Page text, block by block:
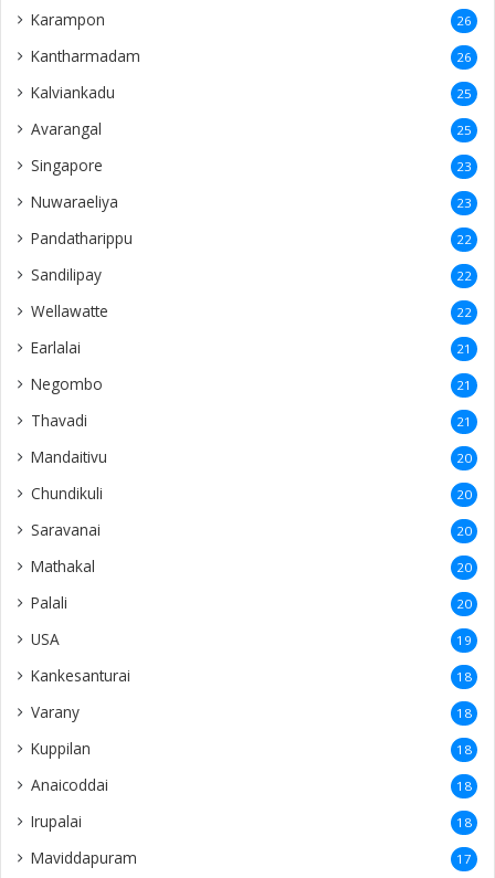
Karampon 26
Kantharmadam 26
Kalviankadu 25
Avarangal 25
Singapore 23
Nuwaraeliya 23
Pandatharippu 22
Sandilipay 22
Wellawatte 22
Earlalai 21
Negombo 21
Thavadi 21
Mandaitivu 20
Chundikuli 20
Saravanai 20
Mathakal 20
Palali 20
USA 19
Kankesanturai 18
Varany 18
Kuppilan 18
Anaicoddai 18
Irupalai 18
Maviddapuram 17